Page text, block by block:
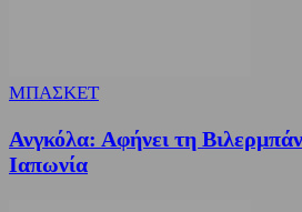
ΜΠΑΣΚΕΤ
Ανγκόλα: Αφήνει τη Βιλερμπάν
Ιαπωνία